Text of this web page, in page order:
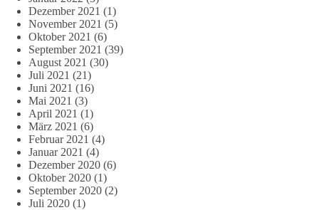
Dezember 2021 (1)
November 2021 (5)
Oktober 2021 (6)
September 2021 (39)
August 2021 (30)
Juli 2021 (21)
Juni 2021 (16)
Mai 2021 (3)
April 2021 (1)
März 2021 (6)
Februar 2021 (4)
Januar 2021 (4)
Dezember 2020 (6)
Oktober 2020 (1)
September 2020 (2)
Juli 2020 (1)